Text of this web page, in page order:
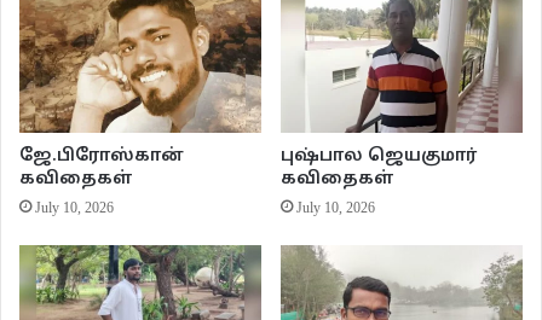
வீட்டின் முற்றத்திலேயே மாமரம்
மாவிலை தோரணங்களுக்கு பஞ்சமேயில்லை
குலையற்ற வாழை மரத்தின் இலைகள்
பறிப்பதற்கும் படையல் இடுவதற்கும் தயாராய் இருக்கின்றன
மழைக்காலமென்பதால் பச்சைப் பசேலென
குப்பைமேனி படர்ந்து இருக்கிறது புழக்கடையில்
ஜே.பிரோஸ்கான்
கவிதைகள்
July 10, 2026
புஷ்பால ஜெயகுமார்
கவிதைகள்
July 10, 2026